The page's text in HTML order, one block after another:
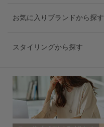
お気に入りブランドから探す
スタイリングから探す